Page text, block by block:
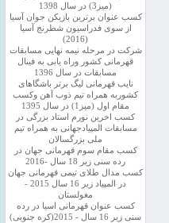
(میز3) در سال 1398
کسب عنوان برترین بازیکن جوان آسیا
از سوی فدراسیون شطرنج آسیا
(2016)
شرکت در مرحله نیمه نهایی مسابقات
قهرمانی کشور وراه یابی به فینال
مسابقات در سال 1396
نایب قهرمانی لیگ برتر باشگاهای
کشوربه همراه تیم ذوب آهن وکسب
مقام اول (میز1) در سال 1395
کسب اخرین نورم استاد بزرگی در
مسابقات المپیادجهانی به همراه تیم
ملی بزرگسالان
کسب مقام سوم قهرمانی جهان در
رده سنی زیر 18 سال -2016
کسب مدال طلای تیمی قهرمانی جهان
در المپیاد زیر 16 سال 2015 -
مغولستان
کسب عنوان قهرمانی اسیا در رده
سنی زیر 16 سال - 2015(کره جنوبی)